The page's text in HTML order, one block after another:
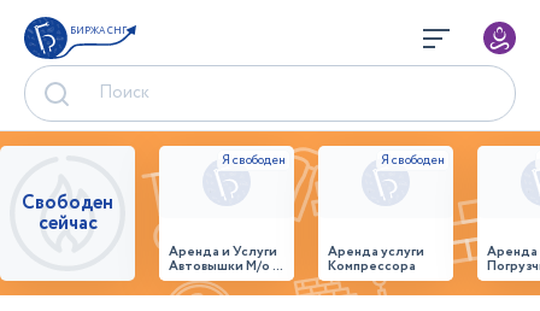
БИРЖА СНГ
Свободен
сейчас
Аренда и Услуги
Автовышки М/о г.
Домодедово
26,28,32 место
Аренда услуги
Компрессора